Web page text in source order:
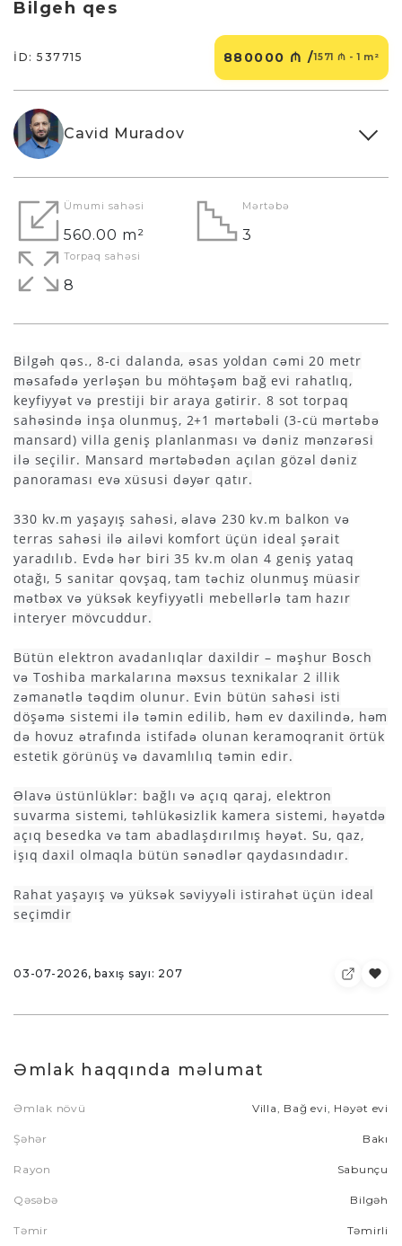
Bilgeh qes
İD: 537715 880000 ₼ /1571 ₼ - 1 m²
Cavid Muradov
Ümumi sahəsi
560.00 m²
Mərtəbə
3
Torpaq sahəsi
8
Bilgəh qəs., 8-ci dalanda, əsas yoldan cəmi 20 metr
məsafədə yerləşən bu möhtəşəm bağ evi rahatlıq,
keyfiyyət və prestiji bir araya gətirir. 8 sot torpaq
sahəsində inşa olunmuş, 2+1 mərtəbəli (3-cü mərtəbə
mansard) villa geniş planlanması və dəniz mənzərəsi
ilə seçilir. Mansard mərtəbədən açılan gözəl dəniz
panoraması evə xüsusi dəyər qatır.
330 kv.m yaşayış sahəsi, əlavə 230 kv.m balkon və
terras sahəsi ilə ailəvi komfort üçün ideal şərait
yaradılıb. Evdə hər biri 35 kv.m olan 4 geniş yataq
otağı, 5 sanitar qovşaq, tam təchiz olunmuş müasir
mətbəx və yüksək keyfiyyətli mebellərlə tam hazır
interyer mövcuddur.
Bütün elektron avadanlıqlar daxildir – məşhur Bosch
və Toshiba markalarına məxsus texnikalar 2 illik
zəmanətlə təqdim olunur. Evin bütün sahəsi isti
döşəmə sistemi ilə təmin edilib, həm ev daxilində, həm
də hovuz ətrafında istifadə olunan keramoqranit örtük
estetik görünüş və davamlılıq təmin edir.
Əlavə üstünlüklər: bağlı və açıq qaraj, elektron
suvarma sistemi, təhlükəsizlik kamera sistemi, həyətdə
açıq besedka və tam abadlaşdırılmış həyət. Su, qaz,
işıq daxil olmaqla bütün sənədlər qaydasındadır.
Rahat yaşayış və yüksək səviyyəli istirahət üçün ideal
seçimdir
03-07-2026, baxış sayı: 207
Əmlak haqqında məlumat
Əmlak növü Villa, Bağ evi, Həyət evi
Şəhər Bakı
Rayon Sabunçu
Qəsəbə Bilgəh
Təmir Təmirli